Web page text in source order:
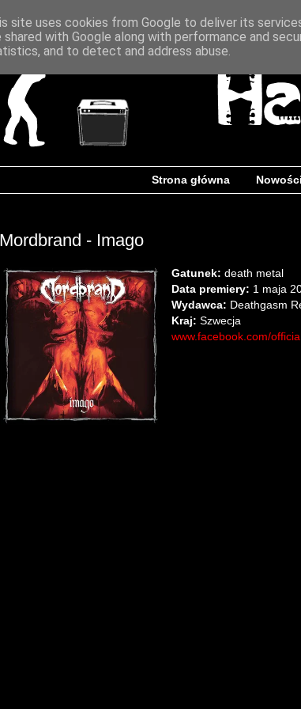
Strona główna Nowości
Mordbrand - Imago
Gatunek: death metal
Data premiery: 1 maja
Wydawca: Deathgasm
Kraj: Szwecja
www.facebook.com/
site uses cookies from Google to deliver its
shared with Google along with performance and
and to detect and address abuse.